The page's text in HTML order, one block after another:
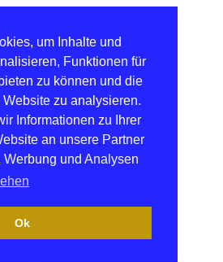
um Inhalte und
Funktionen für
zu können und die
zu analysieren.
Informationen zu Ihrer
an unsere Partner
und Analysen
Ok